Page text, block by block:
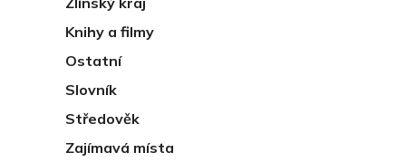
Knihy a filmy
Ostatní
Slovník
Středověk
Zajímavá místa